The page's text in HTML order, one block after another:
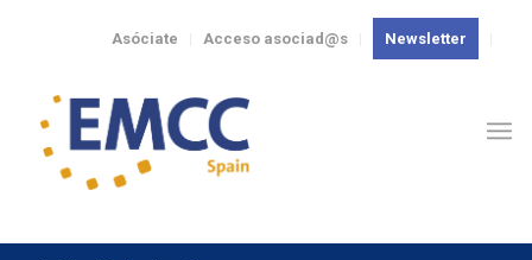
Newsletter
Acceso asociad@s
Asóciate